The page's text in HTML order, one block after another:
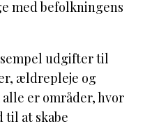
med befolkningens
udgifter til
ældrepleje og
alle er områder, hvor
til at skabe